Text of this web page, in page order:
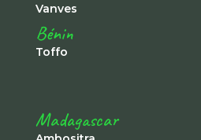
Vanves
Bénin
Toffo
Madagascar